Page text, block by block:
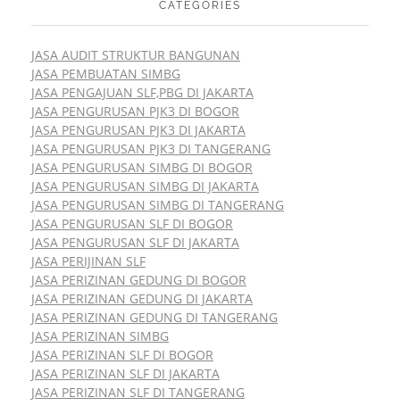
CATEGORIES
JASA AUDIT STRUKTUR BANGUNAN
JASA PEMBUATAN SIMBG
JASA PENGAJUAN SLF,PBG DI JAKARTA
JASA PENGURUSAN PJK3 DI BOGOR
JASA PENGURUSAN PJK3 DI JAKARTA
JASA PENGURUSAN PJK3 DI TANGERANG
JASA PENGURUSAN SIMBG DI BOGOR
JASA PENGURUSAN SIMBG DI JAKARTA
JASA PENGURUSAN SIMBG DI TANGERANG
JASA PENGURUSAN SLF DI BOGOR
JASA PENGURUSAN SLF DI JAKARTA
JASA PERIJINAN SLF
JASA PERIZINAN GEDUNG DI BOGOR
JASA PERIZINAN GEDUNG DI JAKARTA
JASA PERIZINAN GEDUNG DI TANGERANG
JASA PERIZINAN SIMBG
JASA PERIZINAN SLF DI BOGOR
JASA PERIZINAN SLF DI JAKARTA
JASA PERIZINAN SLF DI TANGERANG